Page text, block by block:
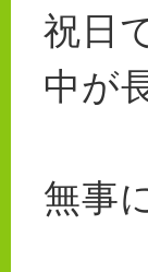
祝日
中が
無事